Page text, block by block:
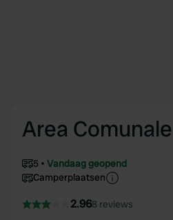
Area Comunale
5
Vandaag geopend
Camperplaatsen
2.968 reviews